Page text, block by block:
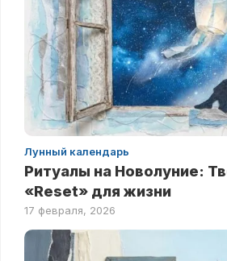
Лунный календарь
Ритуалы на Новолуние:
«Reset» для жизни
17 февраля, 2026